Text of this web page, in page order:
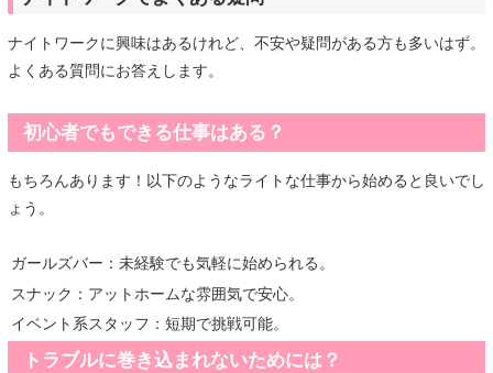
ナイトワークに興味はあるけれど、不安や疑問がある方も多いはず。
よくある質問にお答えします。
初心者でもできる仕事はある？
もちろんあります！以下のようなライトな仕事から始めると良いでし
ょう。
ガールズバー：未経験でも気軽に始められる。
スナック：アットホームな雰囲気で安心。
イベント系スタッフ：短期で挑戦可能。
トラブルに巻き込まれないためには？